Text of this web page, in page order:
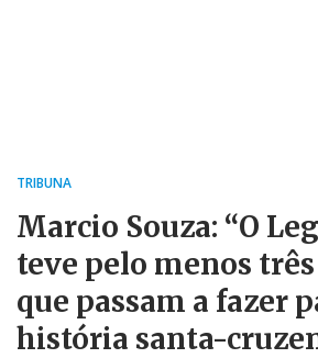
TRIBUNA
Marcio Souza: “O
teve pelo menos
que passam a fazer
história santa-